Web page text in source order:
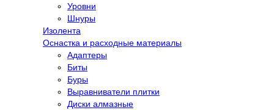
Уровни
Шнуры
Изолента
Оснастка и расходные материалы
Адаптеры
Биты
Буры
Выравниватели плитки
Диски алмазные